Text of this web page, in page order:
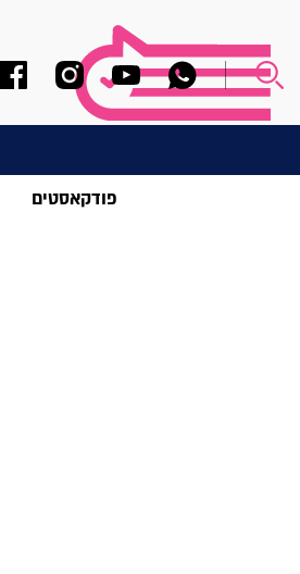
פודקאסטים